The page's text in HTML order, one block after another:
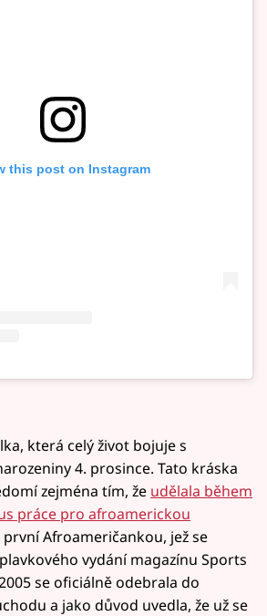
this post on Instagram
která celý život bojuje s
4. prosince. Tato kráska
zejména tím, že udělala během
práce pro afroamerickou
první Afroameričankou, jež se
vydání magazínu Sports
se oficiálně odebrala do
a jako důvod uvedla, že už se